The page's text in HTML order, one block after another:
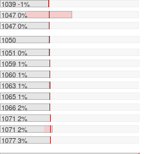
1039 -1%
1047 0%
1047 0%
1050
1051 0%
1059 1%
1060 1%
1063 1%
1065 1%
1066 2%
1071 2%
1071 2%
1077 3%